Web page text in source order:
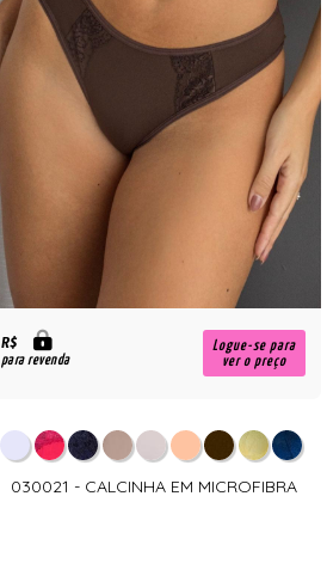
R$
para revenda
Logue-se para
ver o preço
030021 - CALCINHA EM MICROFIBRA